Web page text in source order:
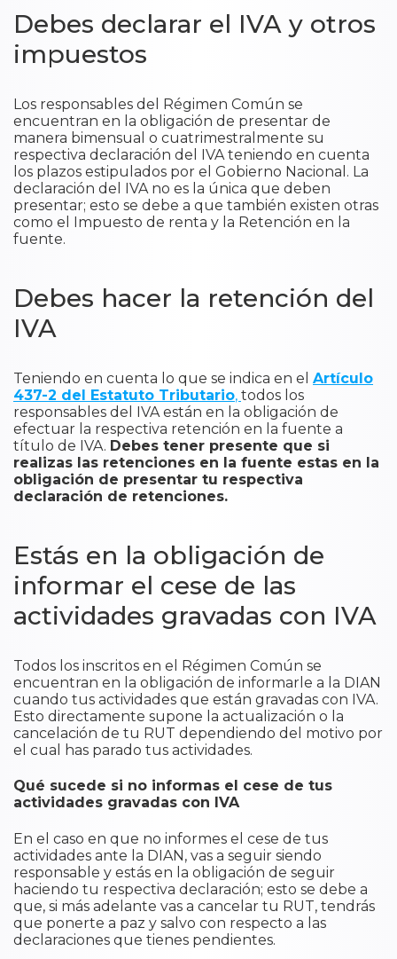
Debes declarar el IVA y otros
impuestos
Los responsables del Régimen Común se
encuentran en la obligación de presentar de
manera bimensual o cuatrimestralmente su
respectiva declaración del IVA teniendo en cuenta
los plazos estipulados por el Gobierno Nacional. La
declaración del IVA no es la única que deben
presentar; esto se debe a que también existen otras
como el Impuesto de renta y la Retención en la
fuente.
Debes hacer la retención del
IVA
Teniendo en cuenta lo que se indica en el Artículo
437-2 del Estatuto Tributario, todos los
responsables del IVA están en la obligación de
efectuar la respectiva retención en la fuente a
título de IVA. Debes tener presente que si
realizas las retenciones en la fuente estas en la
obligación de presentar tu respectiva
declaración de retenciones.
Estás en la obligación de
informar el cese de las
actividades gravadas con IVA
Todos los inscritos en el Régimen Común se
encuentran en la obligación de informarle a la DIAN
cuando tus actividades que están gravadas con IVA.
Esto directamente supone la actualización o la
cancelación de tu RUT dependiendo del motivo por
el cual has parado tus actividades.
​Qué sucede si no informas el cese de tus
actividades gravadas con IVA
En el caso en que no informes el cese de tus
actividades ante la DIAN, vas a seguir siendo
responsable y estás en la obligación de seguir
haciendo tu respectiva declaración; esto se debe a
que, si más adelante vas a cancelar tu RUT, tendrás
que ponerte a paz y salvo con respecto a las
declaraciones que tienes pendientes.